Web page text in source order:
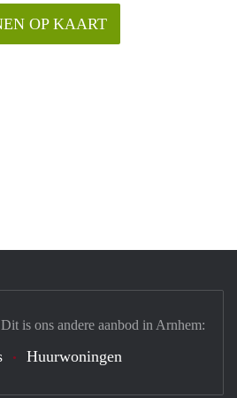
OP KAART
is ons andere aanbod in Arnhem:
Huurwoningen